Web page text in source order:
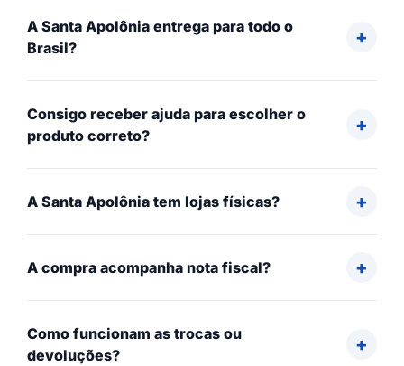
A Santa Apolônia entrega para todo o
Brasil?
Consigo receber ajuda para escolher o
produto correto?
A Santa Apolônia tem lojas físicas?
A compra acompanha nota fiscal?
Como funcionam as trocas ou
devoluções?